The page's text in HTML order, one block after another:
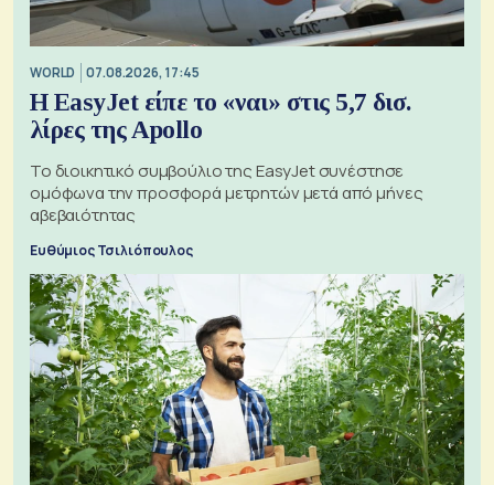
WORLD 07.08.2026, 17:45
Η EasyJet είπε το «ναι» στις 5,7 δισ.
λίρες της Apollo
Το διοικητικό συμβούλιο της EasyJet συνέστησε
ομόφωνα την προσφορά μετρητών μετά από μήνες
αβεβαιότητας
Ευθύμιος Τσιλιόπουλος